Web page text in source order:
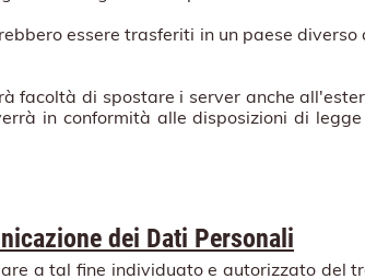
essere trasferiti in un paese
facoltà di spostare i server anche
in conformità alle disposizioni di
dei Dati Personali
a tal fine individuato e autorizzato del